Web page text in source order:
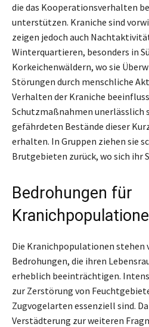
die das Kooperationsverhalten
unterstützen. Kraniche sind
zeigen jedoch auch
Winterquartieren, besonders in
Korkeichenwäldern, wo sie
Störungen durch menschliche
Verhalten der Kraniche
Schutzmaßnahmen unerlässlich
gefährdeten Bestände dieser
erhalten. In Gruppen ziehen sie
Brutgebieten zurück, wo sich ihr
Bedrohungen für
Die Kranichpopulationen stehen
Bedrohungen, die ihren
erheblich beeinträchtigen.
zur Zerstörung von
Zugvogelarten essenziell sind.
Verstädterung zur weiteren